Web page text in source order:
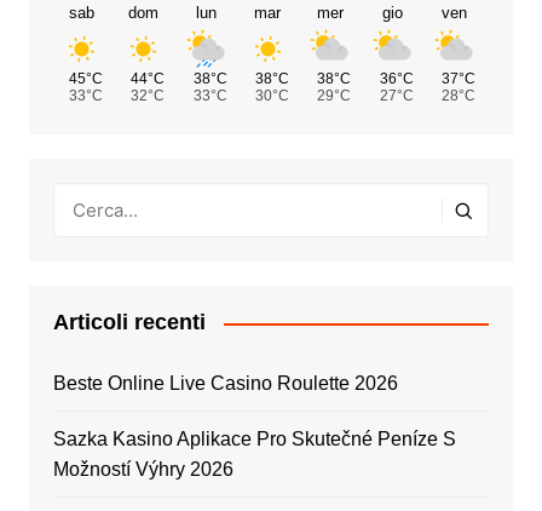
sab
45°C
33°C
dom
44°C
32°C
lun
38°C
33°C
mar
38°C
30°C
mer
38°C
29°C
gio
36°C
27°C
ven
37°C
28°C
Articoli recenti
Beste Online Live Casino Roulette 2026
Sazka Kasino Aplikace Pro Skutečné Peníze S
Možností Výhry 2026